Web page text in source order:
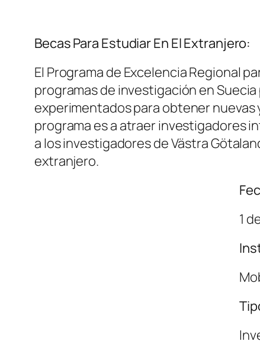
Becas Para Estudiar En El Extranjero:
El Programa de Excelencia Regional
programas de investigación en
experimentados para obtener
programa es a atraer investigadores
a los investigadores de Västra
extranjero.
1